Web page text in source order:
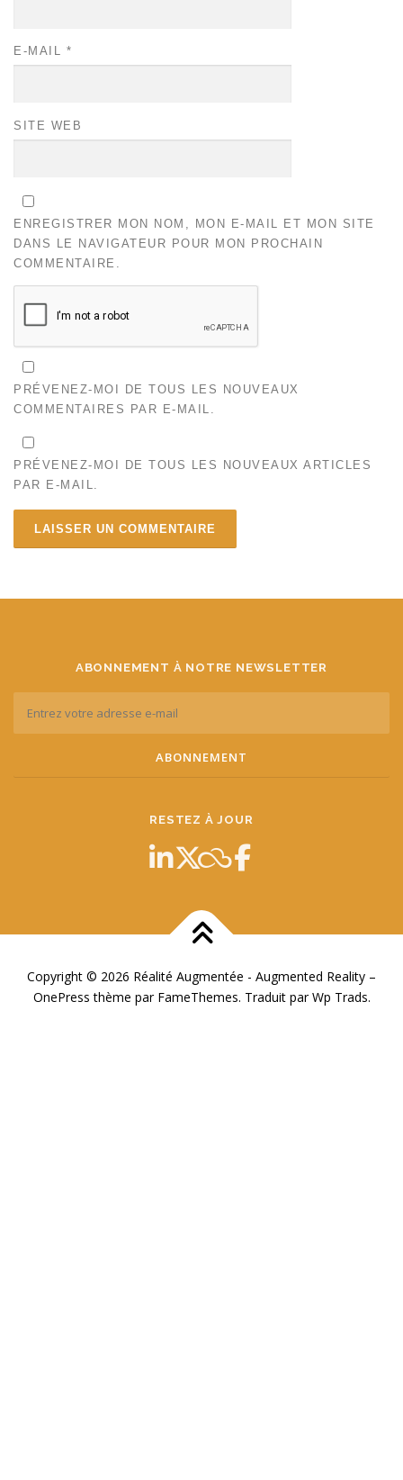
E-MAIL *
SITE WEB
ENREGISTRER MON NOM, MON E-MAIL ET MON SITE
DANS LE NAVIGATEUR POUR MON PROCHAIN
COMMENTAIRE.
PRÉVENEZ-MOI DE TOUS LES NOUVEAUX
COMMENTAIRES PAR E-MAIL.
PRÉVENEZ-MOI DE TOUS LES NOUVEAUX ARTICLES
PAR E-MAIL.
ABONNEMENT À NOTRE NEWSLETTER
RESTEZ À JOUR
Copyright © 2026 Réalité Augmentée - Augmented Reality –
OnePress thème par FameThemes. Traduit par Wp Trads.